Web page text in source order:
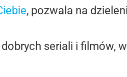
, pozwala na
seriali i filmów,